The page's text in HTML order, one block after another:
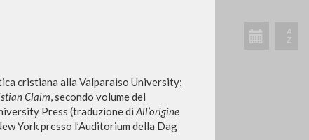
cristiana alla Valparaiso University;
Claim, secondo volume del
Press (traduzione di All’origine
York presso l’Auditorium della Dag
A
Z